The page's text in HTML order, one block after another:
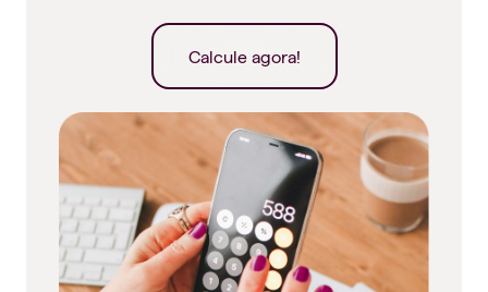
Calcule agora!